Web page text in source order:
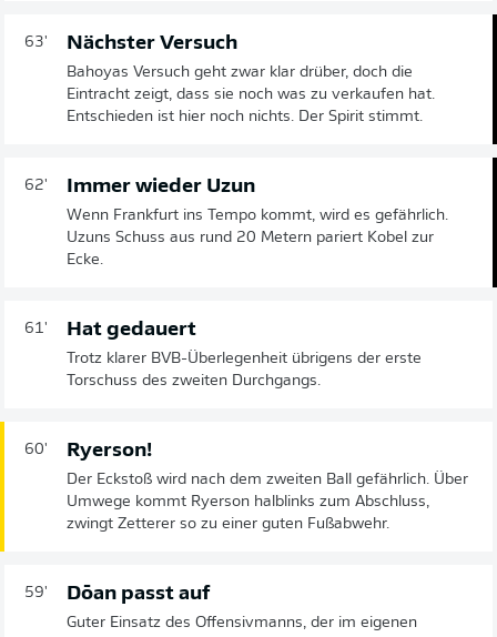
63' Nächster Versuch
Bahoyas Versuch geht zwar klar drüber, doch die
Eintracht zeigt, dass sie noch was zu verkaufen hat.
Entschieden ist hier noch nichts. Der Spirit stimmt.
62' Immer wieder Uzun
Wenn Frankfurt ins Tempo kommt, wird es gefährlich.
Uzuns Schuss aus rund 20 Metern pariert Kobel zur
Ecke.
61' Hat gedauert
Trotz klarer BVB-Überlegenheit übrigens der erste
Torschuss des zweiten Durchgangs.
60' Ryerson!
Der Eckstoß wird nach dem zweiten Ball gefährlich. Über
Umwege kommt Ryerson halblinks zum Abschluss,
zwingt Zetterer so zu einer guten Fußabwehr.
59' Dōan passt auf
Guter Einsatz des Offensivmanns, der im eigenen